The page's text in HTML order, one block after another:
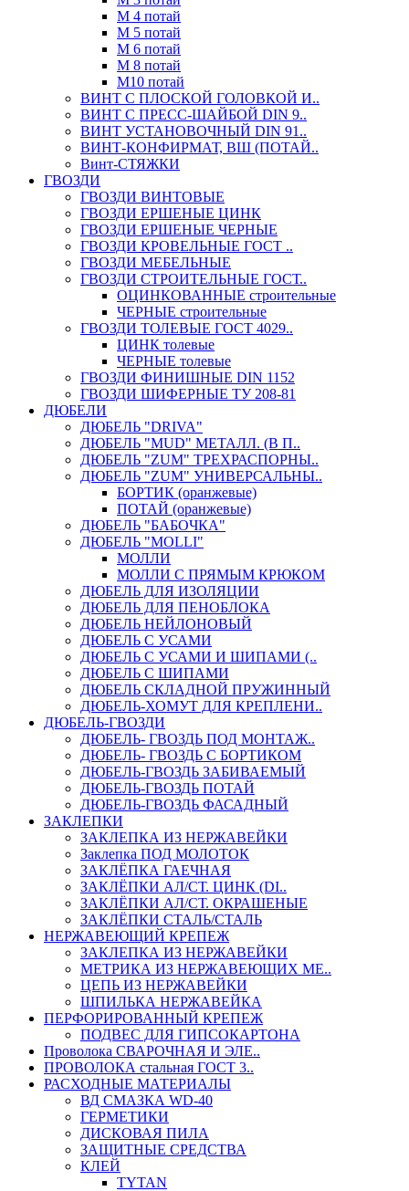
М 4 потай
М 5 потай
М 6 потай
М 8 потай
М10 потай
ВИНТ С ПЛОСКОЙ ГОЛОВКОЙ И..
ВИНТ С ПРЕСС-ШАЙБОЙ DIN 9..
ВИНТ УСТАНОВОЧНЫЙ DIN 91..
ВИНТ-КОНФИРМАТ, ВШ (ПОТАЙ..
Винт-СТЯЖКИ
ГВОЗДИ
ГВОЗДИ ВИНТОВЫЕ
ГВОЗДИ ЕРШЕНЫЕ ЦИНК
ГВОЗДИ ЕРШЕНЫЕ ЧЕРНЫЕ
ГВОЗДИ КРОВЕЛЬНЫЕ ГОСТ ..
ГВОЗДИ МЕБЕЛЬНЫЕ
ГВОЗДИ СТРОИТЕЛЬНЫЕ ГОСТ..
ОЦИНКОВАННЫЕ строительные
ЧЕРНЫЕ строительные
ГВОЗДИ ТОЛЕВЫЕ ГОСТ 4029..
ЦИНК толевые
ЧЕРНЫЕ толевые
ГВОЗДИ ФИНИШНЫЕ DIN 1152
ГВОЗДИ ШИФЕРНЫЕ ТУ 208-81
ДЮБЕЛИ
ДЮБЕЛЬ "DRIVA"
ДЮБЕЛЬ "MUD" МЕТАЛЛ. (В П..
ДЮБЕЛЬ "ZUM" ТРЕХРАСПОРНЫ..
ДЮБЕЛЬ "ZUM" УНИВЕРСАЛЬНЫ..
БОРТИК (оранжевые)
ПОТАЙ (оранжевые)
ДЮБЕЛЬ "БАБОЧКА"
ДЮБЕЛЬ "МOLLI"
МОЛЛИ
МОЛЛИ С ПРЯМЫМ КРЮКОМ
ДЮБЕЛЬ ДЛЯ ИЗОЛЯЦИИ
ДЮБЕЛЬ ДЛЯ ПЕНОБЛОКА
ДЮБЕЛЬ НЕЙЛОНОВЫЙ
ДЮБЕЛЬ С УСАМИ
ДЮБЕЛЬ С УСАМИ И ШИПАМИ (..
ДЮБЕЛЬ С ШИПАМИ
ДЮБЕЛЬ СКЛАДНОЙ ПРУЖИННЫЙ
ДЮБЕЛЬ-ХОМУТ ДЛЯ КРЕПЛЕНИ..
ДЮБЕЛЬ-ГВОЗДИ
ДЮБЕЛЬ- ГВОЗДЬ ПОД МОНТАЖ..
ДЮБЕЛЬ- ГВОЗДЬ С БОРТИКОМ
ДЮБЕЛЬ-ГВОЗДЬ ЗАБИВАЕМЫЙ
ДЮБЕЛЬ-ГВОЗДЬ ПОТАЙ
ДЮБЕЛЬ-ГВОЗДЬ ФАСАДНЫЙ
ЗАКЛЕПКИ
ЗАКЛЕПКА ИЗ НЕРЖАВЕЙКИ
Заклепка ПОД МОЛОТОК
ЗАКЛЁПКА ГАЕЧНАЯ
ЗАКЛЁПКИ АЛ/СТ. ЦИНК (DI..
ЗАКЛЁПКИ АЛ/СТ. ОКРАШЕНЫЕ
ЗАКЛЁПКИ СТАЛЬ/СТАЛЬ
НЕРЖАВЕЮЩИЙ КРЕПЕЖ
ЗАКЛЕПКА ИЗ НЕРЖАВЕЙКИ
МЕТРИКА ИЗ НЕРЖАВЕЮЩИХ МЕ..
ЦЕПЬ ИЗ НЕРЖАВЕЙКИ
ШПИЛЬКА НЕРЖАВЕЙКА
ПЕРФОРИРОВАННЫЙ КРЕПЕЖ
ПОДВЕС ДЛЯ ГИПСОКАРТОНА
Проволока СВАРОЧНАЯ И ЭЛЕ..
ПРОВОЛОКА стальная ГОСТ 3..
РАСХОДНЫЕ МАТЕРИАЛЫ
ВД СМАЗКА WD-40
ГЕРМЕТИКИ
ДИСКОВАЯ ПИЛА
ЗАЩИТНЫЕ СРЕДСТВА
КЛЕЙ
TYTAN